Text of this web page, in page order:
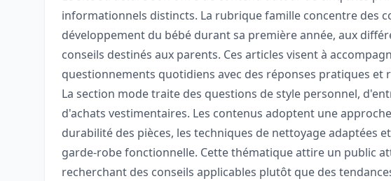
informationnels distincts. La rubrique famille concentre des
développement du bébé durant sa première année, aux
conseils destinés aux parents. Ces articles visent à
questionnements quotidiens avec des réponses pratiques et
La section mode traite des questions de style personnel,
d'achats vestimentaires. Les contenus adoptent une
durabilité des pièces, les techniques de nettoyage adaptées
garde-robe fonctionnelle. Cette thématique attire un public
recherchant des conseils applicables plutôt que des